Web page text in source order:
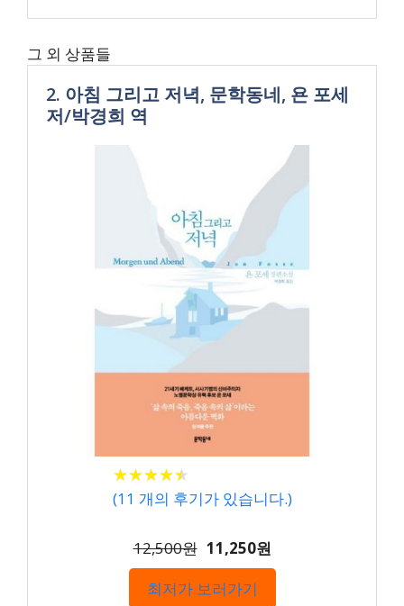
그 외 상품들
2. 아침 그리고 저녁, 문학동네, 욘 포세
저/박경희 역
★★★★★
★★★★★
(11 개의 후기가 있습니다.)
12,500원 11,250원
최저가 보러가기